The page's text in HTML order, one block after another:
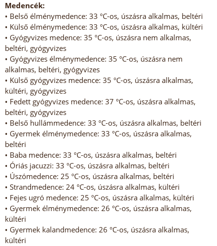
Medencék:
• Belső élménymedence: 33 °C-os, úszásra alkalmas, beltéri
• Külső élménymedence: 33 °C-os, úszásra alkalmas, kültéri
• Gyógyvizes medence: 35 °C-os, úszásra nem alkalmas,
beltéri, gyógyvizes
• Gyógyvizes élménymedence: 35 °C-os, úszásra nem
alkalmas, beltéri, gyógyvizes
• Külső gyógyvizes medence: 35 °C-os, úszásra alkalmas,
kültéri, gyógyvizes
• Fedett gyógyvizes medence: 37 °C-os, úszásra alkalmas,
beltéri, gyógyvizes
• Belső hullámmedence: 33 °C-os, úszásra alkalmas, beltéri
• Gyermek élménymedence: 33 °C-os, úszásra alkalmas,
beltéri
• Baba medence: 33 °C-os, úszásra alkalmas, beltéri
• Óriás jacuzzi: 33 °C-os, úszásra alkalmas, beltéri
• Úszómedence: 25 °C-os, úszásra alkalmas, beltéri
• Strandmedence: 24 °C-os, úszásra alkalmas, kültéri
• Fejes ugró medence: 25 °C-os, úszásra alkalmas, kültéri
• Gyermek élménymedence: 26 °C-os, úszásra alkalmas,
kültéri
• Gyermek kalandmedence: 26 °C-os, úszásra alkalmas,
kültéri